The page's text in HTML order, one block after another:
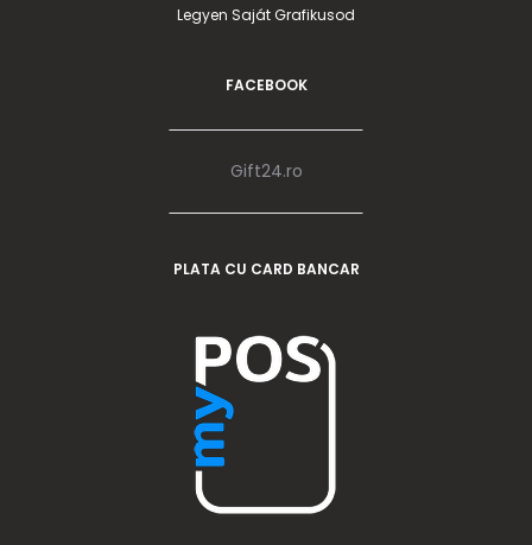
Legyen Saját Grafikusod
FACEBOOK
Gift24.ro
PLATA CU CARD BANCAR